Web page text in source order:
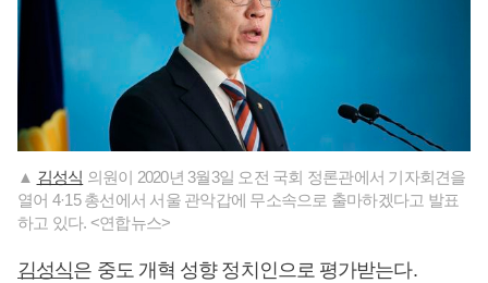
▲ 김성식 의원이 2020년 3월3일 오전 국회 정론관에서 기자회견을
열어 4·15 총선에서 서울 관악갑에 무소속으로 출마하겠다고 발표
하고 있다. <연합뉴스>
김성식은 중도 개혁 성향 정치인으로 평가받는다.